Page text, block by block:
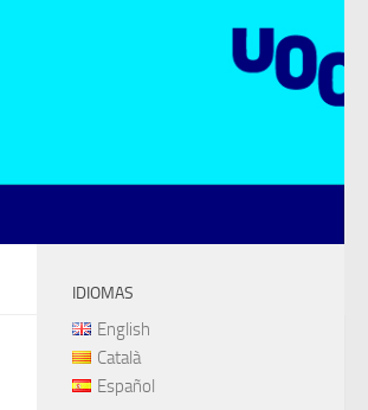
IDIOMAS
English
Català
Español